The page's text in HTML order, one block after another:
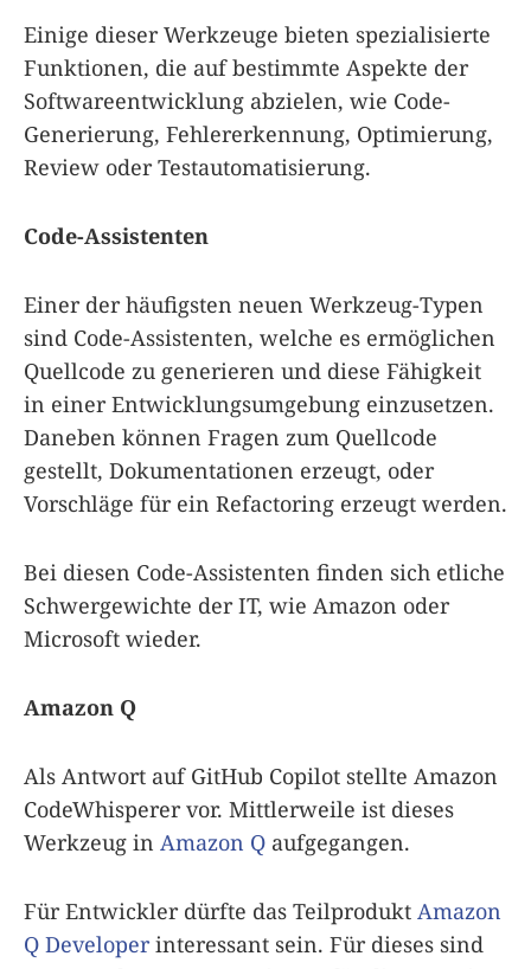
Einige dieser Werkzeuge bieten spezialisierte
Funktionen, die auf bestimmte Aspekte der
Softwareentwicklung abzielen, wie Code-
Generierung, Fehlererkennung, Optimierung,
Review oder Testautomatisierung.
Code-Assistenten
Einer der häufigsten neuen Werkzeug-Typen
sind Code-Assistenten, welche es ermöglichen
Quellcode zu generieren und diese Fähigkeit
in einer Entwicklungsumgebung einzusetzen.
Daneben können Fragen zum Quellcode
gestellt, Dokumentationen erzeugt, oder
Vorschläge für ein Refactoring erzeugt werden.
Bei diesen Code-Assistenten finden sich etliche
Schwergewichte der IT, wie Amazon oder
Microsoft wieder.
Amazon Q
Als Antwort auf GitHub Copilot stellte Amazon
CodeWhisperer vor. Mittlerweile ist dieses
Werkzeug in Amazon Q aufgegangen.
Für Entwickler dürfte das Teilprodukt Amazon
Q Developerinteressant sein. Für dieses sind